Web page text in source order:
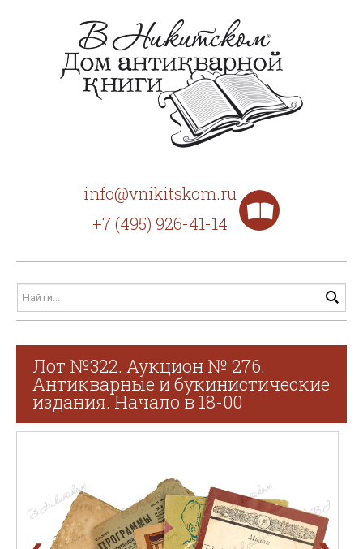
info@vnikitskom.ru
+7 (495) 926-41-14
Лот №322. Аукцион № 276.
Антикварные и букинистические
издания. Начало в 18-00